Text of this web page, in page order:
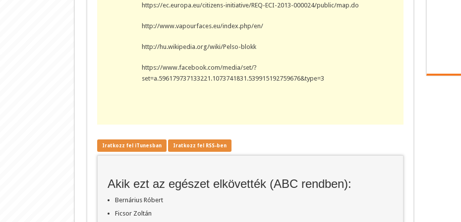
https://ec.europa.eu/citizens-initiative/REQ-ECI-2013-000024/public/map.do
http://www.vapourfaces.eu/index.php/en/
http://hu.wikipedia.org/wiki/Pelso-blokk
https://www.facebook.com/media/set/?
set=a.596179737133221.1073741831.539915192759676&type=3
Iratkozz fel iTunesban Iratkozz fel RSS-ben
Akik ezt az egészet elkövették (ABC rendben):
Bernárius Róbert
Ficsor Zoltán